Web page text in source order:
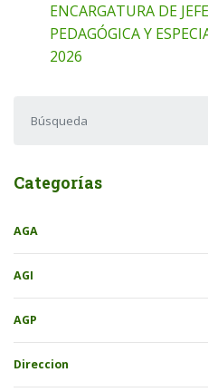
ENCARGATURA DE
PEDAGÓGICA Y
2026
Categorías
AGA
AGI
AGP
Direccion